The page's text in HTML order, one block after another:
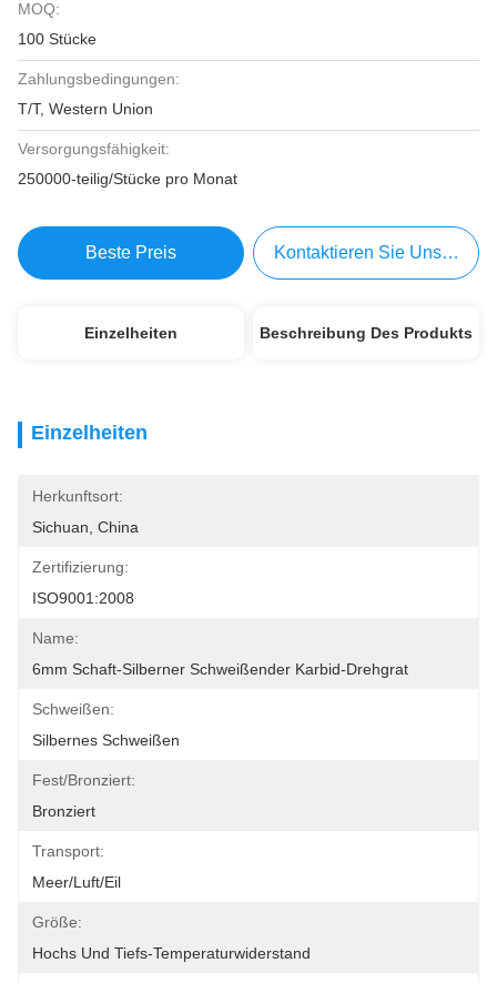
MOQ:
100 Stücke
Zahlungsbedingungen:
T/T, Western Union
Versorgungsfähigkeit:
250000-teilig/Stücke pro Monat
Beste Preis Kontaktieren Sie Uns Jetzt
Einzelheiten Beschreibung Des Produkts
Einzelheiten
Herkunftsort:
Sichuan, China
Zertifizierung:
ISO9001:2008
Name:
6mm Schaft-Silberner Schweißender Karbid-Drehgrat
Schweißen:
Silbernes Schweißen
Fest/bronziert:
Bronziert
Transport:
Meer/Luft/Eil
Größe:
Hochs Und Tiefs-Temperaturwiderstand